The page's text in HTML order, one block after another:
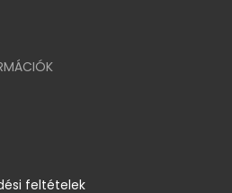
feltételek